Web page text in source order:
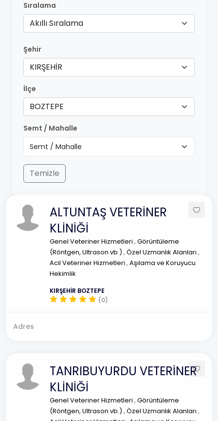
Sıralama
Akıllı Sıralama
Şehir
KIRŞEHİR
İlçe
BOZTEPE
Semt / Mahalle
Temizle
ALTUNTAŞ VETERİNER
KLİNİĞİ
Genel Veteriner Hizmetleri , Görüntüleme
(Röntgen, Ultrason vb.) , Özel Uzmanlık Alanları ,
Acil Veteriner Hizmetleri , Aşılama ve Koruyucu
Hekimlik
KIRŞEHİR BOZTEPE
(0)
Adres
TANRIBUYURDU VETERİNER
KLİNİĞİ
Genel Veteriner Hizmetleri , Görüntüleme
(Röntgen, Ultrason vb.) , Özel Uzmanlık Alanları ,